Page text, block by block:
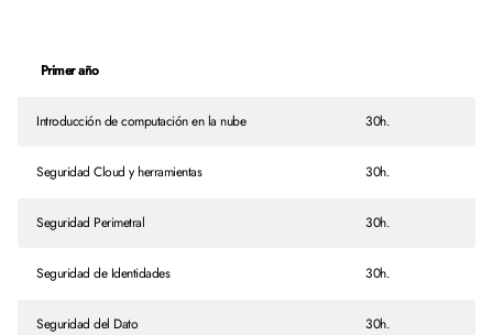
Primer año
Introducción de computación en la nube 30h.
Seguridad Cloud y herramientas 30h.
Seguridad Perimetral 30h.
Seguridad de Identidades 30h.
Seguridad del Dato 30h.